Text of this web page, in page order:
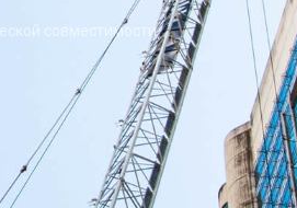
совместимости